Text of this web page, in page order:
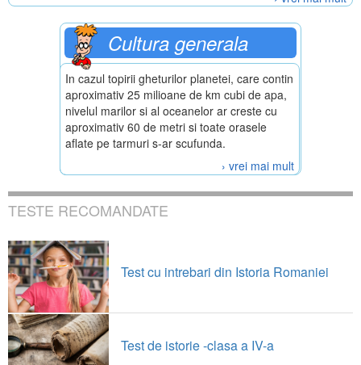
Cultura generala
In cazul topirii gheturilor planetei, care contin
aproximativ 25 milioane de km cubi de apa,
nivelul marilor si al oceanelor ar creste cu
aproximativ 60 de metri si toate orasele
aflate pe tarmuri s-ar scufunda.
› vrei mai mult
TESTE RECOMANDATE
Test cu intrebari din Istoria Romaniei
Test de istorie -clasa a IV-a